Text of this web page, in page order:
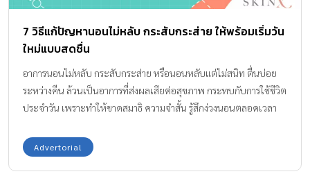
7 วิธีแก้ปัญหานอนไม่หลับ กระสับกระส่าย ให้พร้อมเริ่มวัน
ใหม่แบบสดชื่น
อาการนอนไม่หลับ กระสับกระส่าย หรือนอนหลับแต่ไม่สนิท ตื่นบ่อย
ระหว่างคืน ล้วนเป็นอาการที่ส่งผลเสียต่อสุขภาพ กระทบกับการใช้ชีวิต
ประจำวัน เพราะทำให้ขาดสมาธิ ความจำสั้น รู้สึกง่วงนอนตลอดเวลา
ไม่หลับเป็นประจำ มักมีปัญหาด้านอารมณ์ หงุดหงิดง่าย วิตกกังวล เพิ่ม
ความเสี่ยงเป็นโรคซึมเศร้าได้ นอกจากนี้ยังมีผลต่อระบบเผาผลาญ
Advertorial